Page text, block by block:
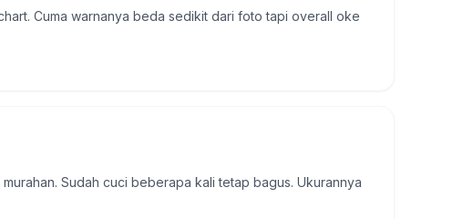
Cuma warnanya beda sedikit dari foto tapi overall oke
Sudah cuci beberapa kali tetap bagus. Ukurannya